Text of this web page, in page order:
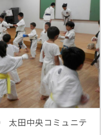
太田中央コミュニテ